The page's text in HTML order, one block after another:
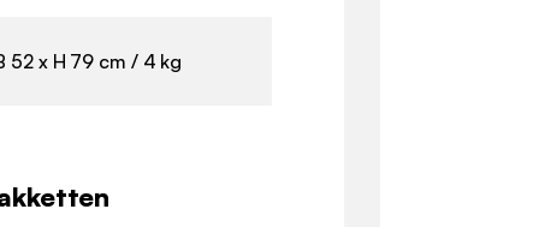
52 x H 79 cm / 4 kg